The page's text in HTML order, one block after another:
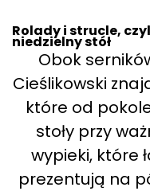
Rolady i strucle,
niedzielny stół
Obok
Cieślikowski
które od
stoły przy
wypieki, które
prezentują na